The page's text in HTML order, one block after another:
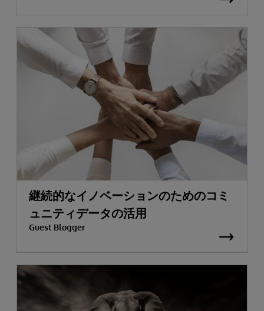
継続的なイノベーションのためのコミ
ュニティデータの活用
Guest Blogger